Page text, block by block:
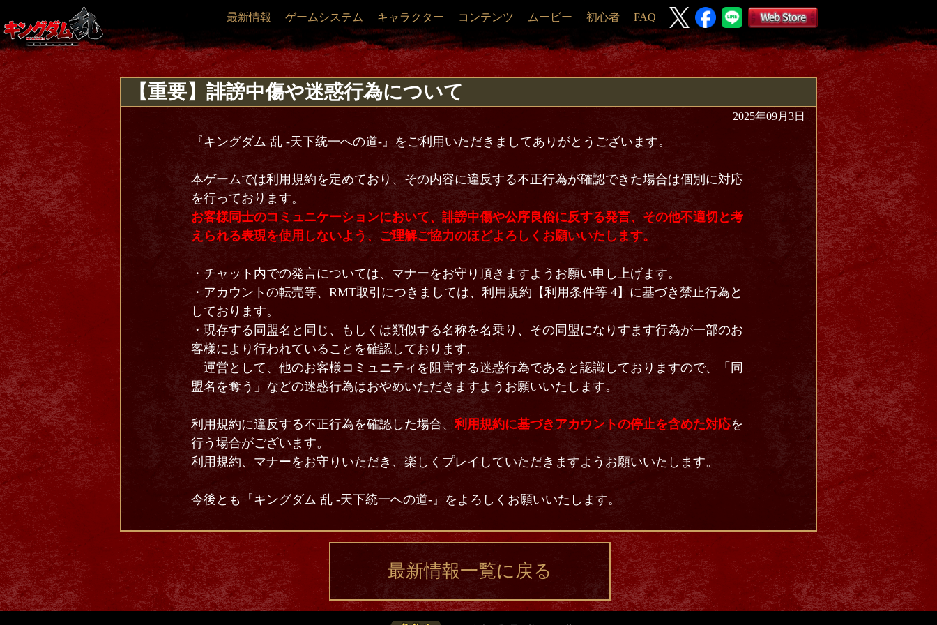
最新情報 ゲームシステム キャラクター コンテンツ ムービー 初心者 FAQ
【重要】誹謗中傷や迷惑行為について
2025年09月3日
『キングダム 乱 -天下統一への道-』をご利用いただきましてありがとうございます。
本ゲームでは利用規約を定めており、その内容に違反する不正行為が確認できた場合は個別に対応
を行っております。
お客様同士のコミュニケーションにおいて、誹謗中傷や公序良俗に反する発言、その他不適切と考
えられる表現を使用しないよう、ご理解ご協力のほどよろしくお願いいたします。
・チャット内での発言については、マナーをお守り頂きますようお願い申し上げます。
・アカウントの転売等、RMT取引につきましては、利用規約【利用条件等 4】に基づき禁止行為と
しております。
・現存する同盟名と同じ、もしくは類似する名称を名乗り、その同盟になりすます行為が一部のお
客様により行われていることを確認しております。
運営として、他のお客様コミュニティを阻害する迷惑行為であると認識しておりますので、「同
盟名を奪う」などの迷惑行為はおやめいただきますようお願いいたします。
利用規約に違反する不正行為を確認した場合、 利用規約に基づきアカウントの停止を含めた対応を
行う場合がございます。
利用規約、マナーをお守りいただき、楽しくプレイしていただきますようお願いいたします。
今後とも『キングダム 乱 -天下統一への道-』をよろしくお願いいたします。
最新情報一覧に戻る